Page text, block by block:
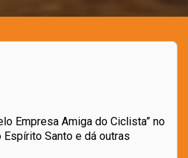
Empresa Amiga do Ciclista” no
Santo e dá outras